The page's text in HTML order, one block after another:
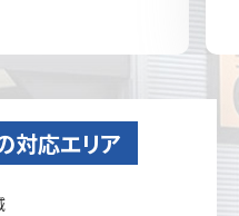
対応エリア